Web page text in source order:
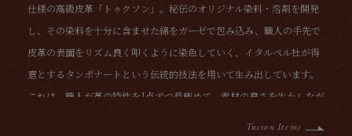
仕様の高級皮革「トゥクソン」。秘伝のオリジナル染料・溶剤を開発
し、その染料を十分に含ませた綿をガーゼで包み込み、職人の手先で
皮革の表面をリズム良く叩くように染色していく、イタルペル社が得
意とするタンポナートという伝統的技法を用いて生み出しています。
これは、職人が革の特性を1点ずつ見極めて、素材の良さを生かしなが
Tucson Items